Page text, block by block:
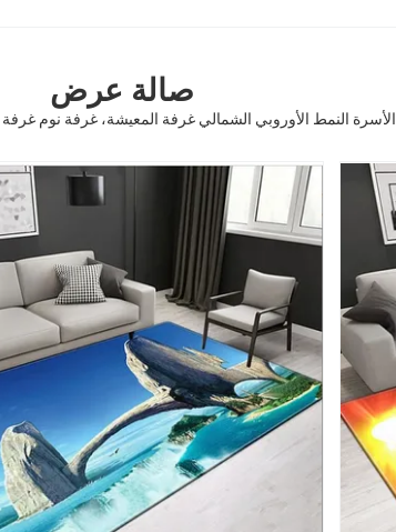
صالة عرض
الأسرة النمط الأوروبي الشمالي غرفة المعيشة، غرفة نوم غرفة